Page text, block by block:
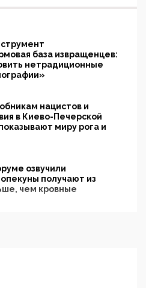
база извращенцев:
нетрадиционные
нацистов и
в Киево-Печерской
миру рога и
озвучили
получают из
чем кровные